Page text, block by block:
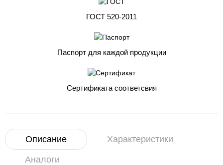
ГОСТ 520-2011
Паспорт для каждой продукции
Сертификата соответсвия
Описание Характеристики
Аналоги